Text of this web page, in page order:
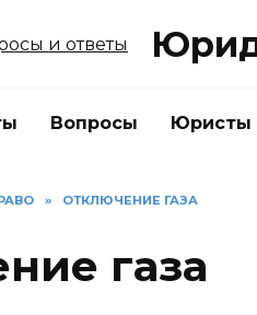
Вопросы Юристы
» ОТКЛЮЧЕНИЕ ГАЗА
газа